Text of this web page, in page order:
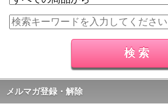
メルマガ登録・解除